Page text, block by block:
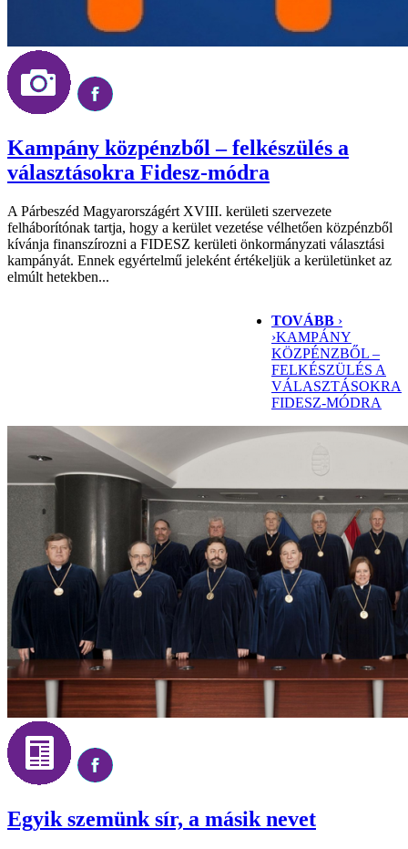
Kampány közpénzből – felkészülés a
választásokra Fidesz-módra
A Párbeszéd Magyarországért XVIII. kerületi szervezete
felháborítónak tartja, hogy a kerület vezetése vélhetően közpénzből
kívánja finanszírozni a FIDESZ kerületi önkormányzati választási
kampányát. Ennek egyértelmű jeleként értékeljük a kerületünket az
elmúlt hetekben...
TOVÁBB ›
›KAMPÁNY
KÖZPÉNZBŐL –
FELKÉSZÜLÉS A
VÁLASZTÁSOKRA
FIDESZ-MÓDRA
Egyik szemünk sír, a másik nevet